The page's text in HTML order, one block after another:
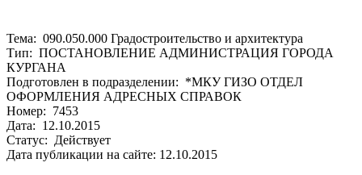
Тема: 090.050.000 Градостроительство и архитектура
Тип: ПОСТАНОВЛЕНИЕ АДМИНИСТРАЦИЯ ГОРОДА
КУРГАНА
Подготовлен в подразделении: *МКУ ГИЗО ОТДЕЛ
ОФОРМЛЕНИЯ АДРЕСНЫХ СПРАВОК
Номер: 7453
Дата: 12.10.2015
Статус: Действует
Дата публикации на сайте: 12.10.2015